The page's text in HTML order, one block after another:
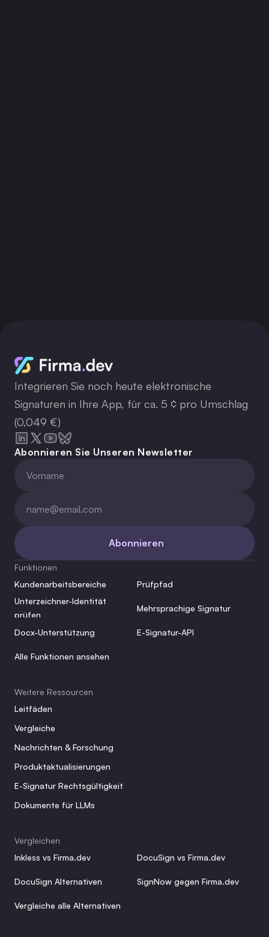
Integrieren Sie noch heute elektronische
Signaturen in Ihre App, für ca. 5 ¢ pro Umschlag
(0,049 €)
Abonnieren Sie Unseren Newsletter
Abonnieren
Funktionen
Kundenarbeitsbereiche
Prüfpfad
Unterzeichner-Identität
prüfen
Mehrsprachige Signatur
Docx-Unterstützung E-Signatur-API
Alle Funktionen ansehen
Weitere Ressourcen
Leitfäden
Vergleiche
Nachrichten & Forschung
Produktaktualisierungen
E-Signatur Rechtsgültigkeit
Dokumente für LLMs
Vergleichen
Inkless vs Firma.dev
DocuSign vs Firma.dev
DocuSign Alternativen SignNow gegen Firma.dev
Vergleiche alle Alternativen